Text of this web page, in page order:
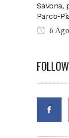
Savona,
Parco-
6